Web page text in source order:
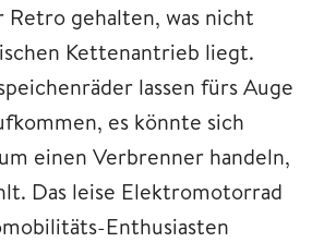
Retro gehalten, was nicht
Kettenantrieb liegt.
lassen fürs Auge
es könnte sich
einen Verbrenner handeln,
Das leise Elektromotorrad
Enthusiasten